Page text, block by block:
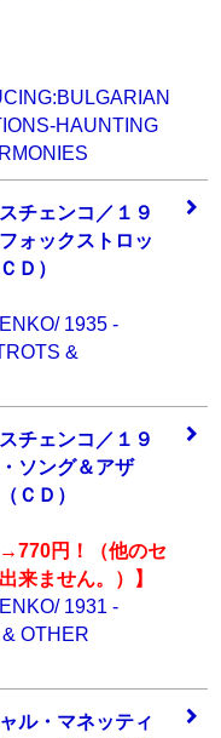
HAUNTING
チェンコ／１９
ォ ックストロッ
Ｄ）
1935 -
&
チェンコ／１９
ソング＆アザ
ＣＤ）
→770円！（他のセ
来ません。）】
1931 -
OTHER
ル・マネッティ